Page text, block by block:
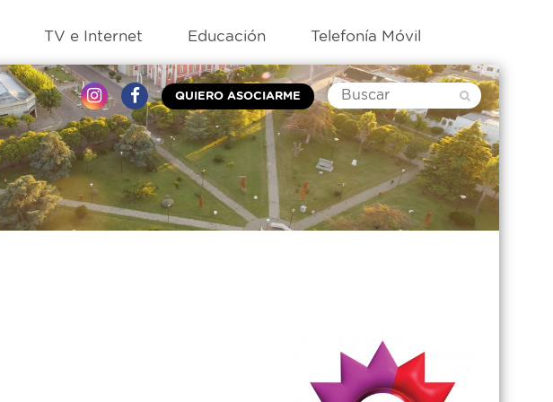
TV e Internet Educación Telefonía Móvil
QUIERO ASOCIARME